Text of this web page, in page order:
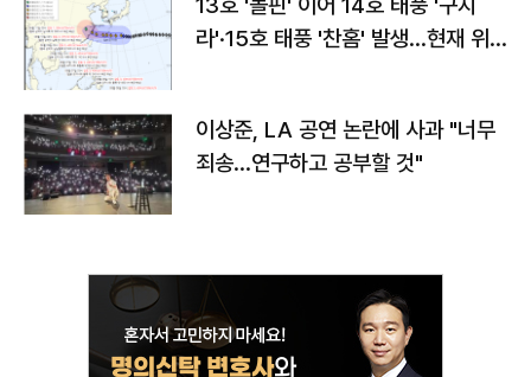
13호 '돌핀' 이어 14호 태풍 '구지
라'·15호 태풍 '찬홈' 발생…현재 위
이상준, LA 공연 논란에 사과 "너무
죄송…연구하고 공부할 것"